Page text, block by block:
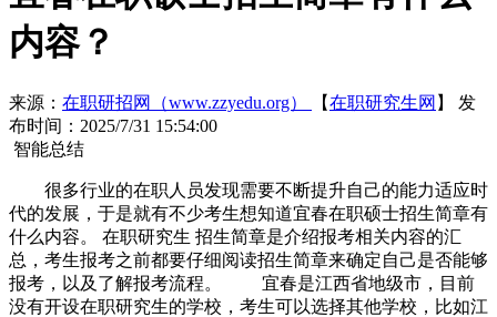
内容？
来源： 在职研招网（www.zzyedu.org） 【在职研究生网 】
发
布时间：2025/7/31 15:54:00
智能总结
很多行业的在职人员发现需要不断提升自己的能力适应时
代的发展，于是就有不少考生想知道宜春在职硕士招生简章有
什么内容。 在职研究生 招生简章是介绍报考相关内容的汇
总，考生报考之前都要仔细阅读招生简章来确定自己是否能够
报考，以及了解报考流程。 宜春是江西省地级市，目前
没有开设在职研究生的学校，考生可以选择其他学校，比如江